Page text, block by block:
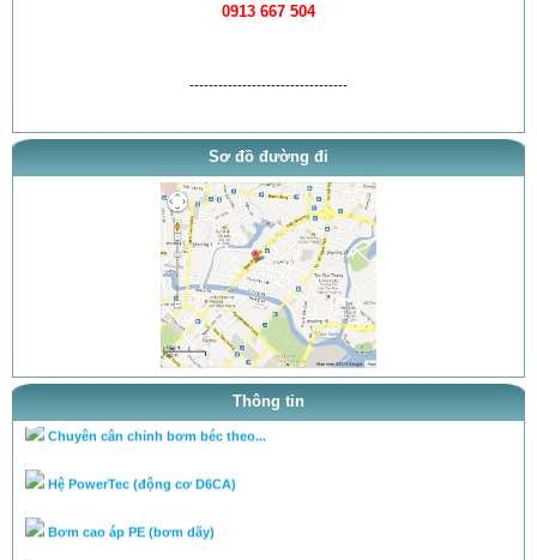
0913 667 504
---------------------------------
Sơ đồ đường đi
Thông tin
thông báo khai trương
tra ty, béc của bơm theo tai l...
tra ty, béc của bơm theo tai l...
cân lưu lượng bơm theo tài liệ...
Chuyên cân chỉnh bơm béc theo...